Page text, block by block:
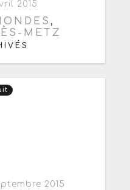
2015
,
METZ
2015